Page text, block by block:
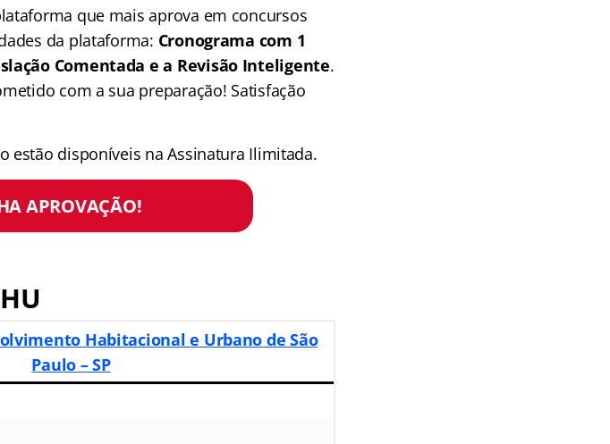
que mais aprova em concursos
da plataforma: Cronograma com 1
Comentada e a Revisão Inteligente.
com a sua preparação! Satisfação
estão disponíveis na Assinatura Ilimitada.
APROVAÇÃO!
Habitacional e Urbano de São
Paulo – SP